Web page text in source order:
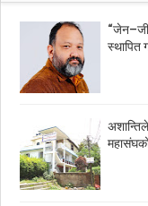
स्थापित